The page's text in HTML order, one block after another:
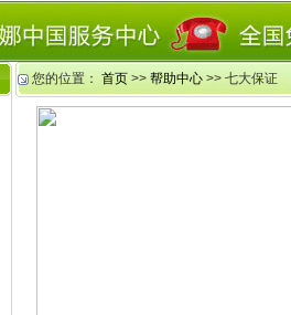
您的位置： 首页 >> 帮助中心 >> 七大保证